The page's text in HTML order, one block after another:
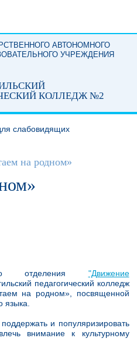
АВТОНОМНОГО
УЧРЕЖДЕНИЯ
КОЛЛЕДЖ №2
слабовидящих
на родном»
отделения "Движение
педагогический колледж
на родном», посвященной
и популяризировать
внимание к культурному